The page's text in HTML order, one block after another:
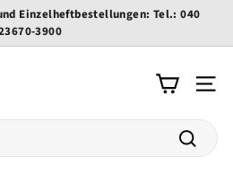
Pause
Einzelheftbestellungen: Tel.: 040
3900
Suche